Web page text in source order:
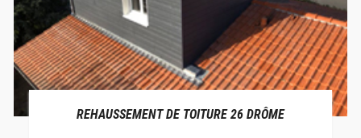
REHAUSSEMENT DE TOITURE 26 DRÔME